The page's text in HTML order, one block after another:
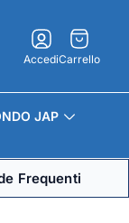
Accedi
Carrello.
Carrello
JAP
Frequenti